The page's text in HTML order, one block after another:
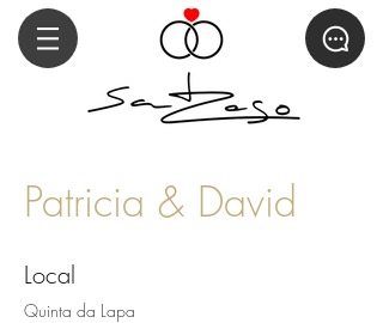
Patricia & David
Local
Quinta da Lapa